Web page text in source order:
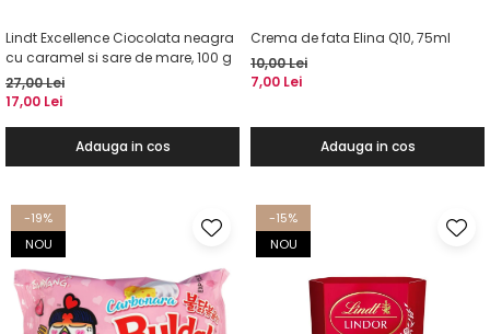
Lindt Excellence Ciocolata neagra
cu caramel si sare de mare, 100 g
27,00 Lei
17,00 Lei
Adauga in cos
Crema de fata Elina Q10, 75ml
10,00 Lei
7,00 Lei
Adauga in cos
-19%
NOU
-15%
NOU